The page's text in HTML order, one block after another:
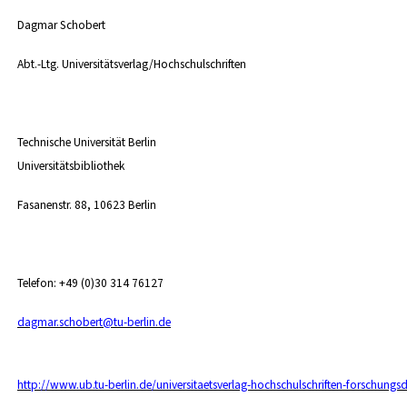
Dagmar Schobert
Abt.-Ltg. Universitätsverlag/Hochschulschriften
Technische Universität Berlin
Universitätsbibliothek
Fasanenstr. 88, 10623 Berlin
Telefon: +49 (0)30 314 76127
dagmar.schobert@tu-berlin.de
http://www.ub.tu-berlin.de/universitaetsverlag-hochschulschriften-